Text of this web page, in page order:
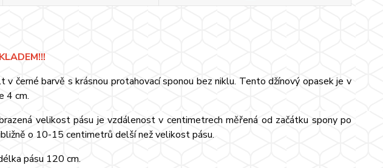
černé barvě s krásnou protahovací sponou bez niklu. Tento džínový opasek je v
4 cm.
velikost pásu je vzdálenost v centimetrech měřená od začátku spony po
o 10-15 centimetrů delší než velikost pásu.
pásu 120 cm.